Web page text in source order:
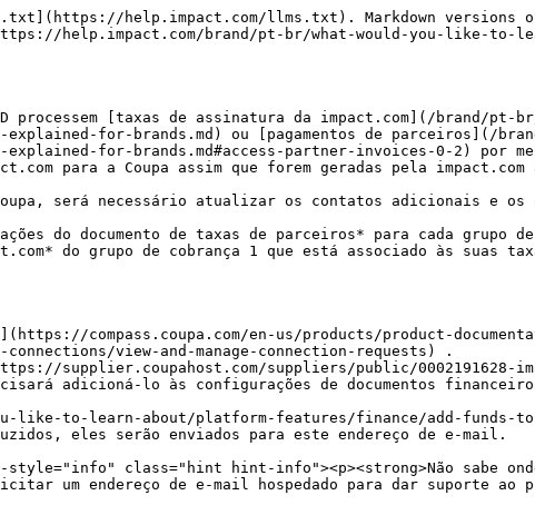
help.impact.com/llms.txt). Markdown versions
help.impact.com/brand/pt-br/what-would-you-like-to-
processem [taxas de assinatura da impact.com](/brand/
for-brands.md) ou [pagamentos de parceiros](/
for-brands.md#access-partner-invoices-0-2) por
para a Coupa assim que forem geradas pela impact.com
será necessário atualizar os contatos adicionais e os
do documento de taxas de parceiros* para cada grupo
do grupo de cobrança 1 que está associado às suas
compass.coupa.com/en-us/products/product-
view-and-manage-connection-requests) .
adicioná-lo às configurações de documentos
eles serão enviados para este endereço de e-mail.
um endereço de e-mail hospedado para dar suporte ao